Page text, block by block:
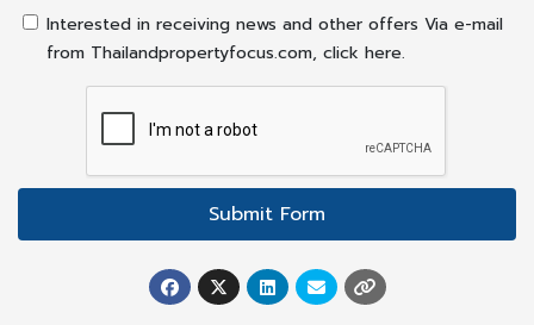
ที่จอดรถ
รักษาความปลอดภัย 24 ชั่วโมง
ฟิตเนส
ซัก อบ รีด
มินิมาร์ท
เตาไมโครเวฟ
Interested in receiving news and other offers Via e-mail
from Thailandpropertyfocus.com, click here.
Submit Form